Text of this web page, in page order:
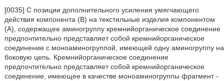
[0035] С позиции дополнительного усиления умягчающего
действия компонента (В) на текстильные изделия компонентом
(А), содержащее аминогруппу кремнийорганическое соединение
предпочтительно представляет собой кремнийорганическое
соединение с моноаминогруппой, имеющей одну аминогруппу на
боковую цепь. Кремнийорганическое соединение
предпочтительно представляет собой кремнийорганическое
соединение, имеющее в качестве моноаминогруппы фрагмент -